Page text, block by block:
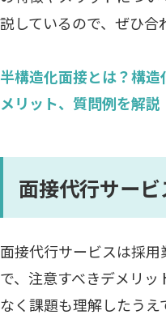
説しているので、ぜひ合
半構造化面接とは？構
メリット、質問例を解説
面接代行サー
面接代行サービスは採
で、注意すべきデメリ
なく課題も理解したう